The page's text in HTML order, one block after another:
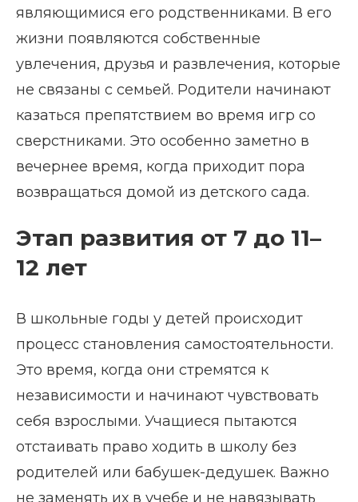
являющимися его родственниками. В его
жизни появляются собственные
увлечения, друзья и развлечения, которые
не связаны с семьей. Родители начинают
казаться препятствием во время игр со
сверстниками. Это особенно заметно в
вечернее время, когда приходит пора
возвращаться домой из детского сада.
Этап развития от 7 до 11–
12 лет
В школьные годы у детей происходит
процесс становления самостоятельности.
Это время, когда они стремятся к
независимости и начинают чувствовать
себя взрослыми. Учащиеся пытаются
отстаивать право ходить в школу без
родителей или бабушек-дедушек. Важно
не заменять их в учебе и не навязывать